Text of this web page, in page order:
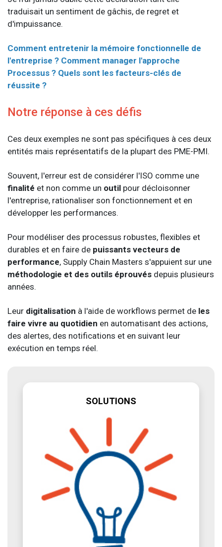
traduisait un sentiment de gâchis, de regret et
d'impuissance.
Comment entretenir la mémoire fonctionnelle de
l'entreprise ? Comment manager l'approche
Processus ? Quels sont les facteurs-clés de
réussite ?
Notre réponse à ces défis
Ces deux exemples ne sont pas spécifiques à ces deux
entités mais représentatifs de la plupart des PME-PMI.
Souvent, l'erreur est de considérer l'ISO comme une
finalité et non comme un outil pour décloisonner
l'entreprise, rationaliser son fonctionnement et en
développer les performances.
Pour modéliser des processus robustes, flexibles et
durables et en faire de puissants vecteurs de
performance, Supply Chain Masters s'appuient sur une
méthodologie et des outils éprouvés depuis plusieurs
années.
Leur digitalisation à l'aide de workflows permet de les
faire vivre au quotidien en automatisant des actions,
des alertes, des notifications et en suivant leur
exécution en temps réel.
SOLUTIONS